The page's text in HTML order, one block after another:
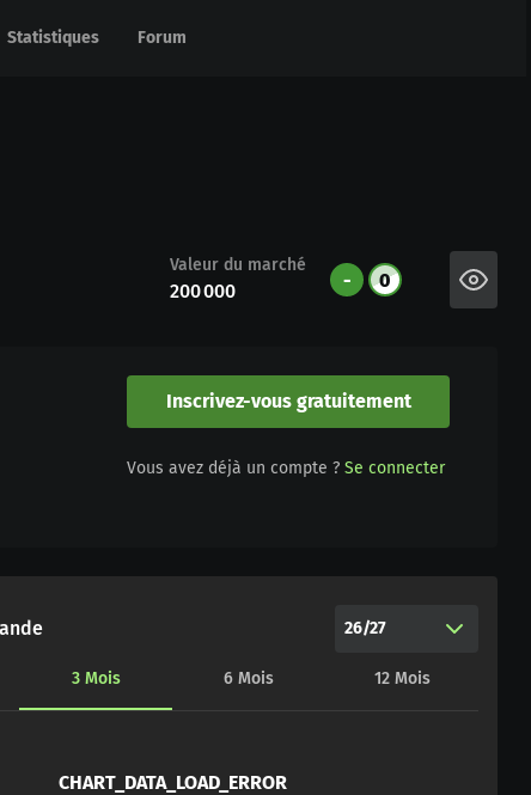
Statistiques Forum
Statistiques Forum
Valeur du marché
200 000 - 0
Inscrivez-vous gratuitement
Vous avez déjà un compte ? Se connecter
26/27
3 Mois 6 Mois 12 Mois
CHART_DATA_LOAD_ERROR